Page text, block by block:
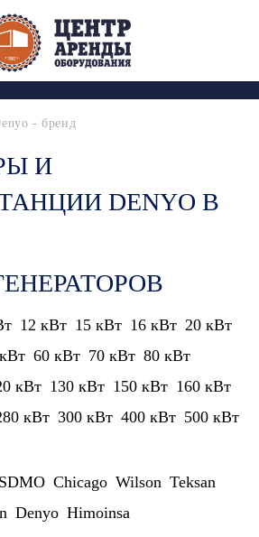
- бренд
И
DENYO В
12 кВт 15 кВт 16 кВт 20 кВт
60 кВт 70 кВт 80 кВт
кВт 130 кВт 150 кВт 160 кВт
кВт 300 кВт 400 кВт 500 кВт
SDMO Chicago Wilson Teksan
Denyo Himoinsa